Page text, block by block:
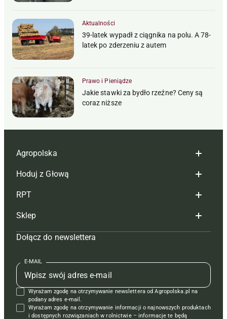
Aktualności
39-latek wypadł z ciągnika na polu. A 78-
latek po zderzeniu z autem
Prawo i Pieniądze
Jakie stawki za bydło rzeźne? Ceny są
coraz niższe
Agropolska
Redakcja
Reklama
Tagi
Mapa serwisu
Kontakt
Regulamin
Polityka prywatności
Hoduj z Głową
Hoduj z głową bydło
Hoduj z głową świnie
Prenumerata
Redakcja
Kontakt
Reklama
RPT
Redakcja
Prenumerata
Reklama
Kontakt
Krzyżówki
Sklep
Czasopisma i prenumerata
Książki
Regulamin
Dołącz do newslettera
E-MAIL
Wyrażam zgodę na otrzymywanie newslettera od Agropolska.pl na
podany adres e-mail.
Wyrażam zgodę na otrzymywanie informacji o najnowszych produktach
i dostępnych rozwiązaniach w rolnictwie – informacje te będą